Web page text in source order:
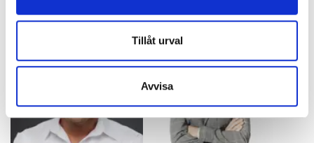
Tillåt urval
Avvisa
kombinerar forskning
personliga insikter och
Taylor föreläser om balans,
värme, igenkänning och
konkreta verktyg för